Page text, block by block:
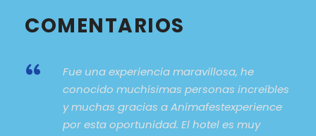
COMENTARIOS
“
Fue una experiencia maravillosa, he
conocido muchísimas personas increíbles
y muchas gracias a Animafestexperience
por esta oportunidad. El hotel es muy